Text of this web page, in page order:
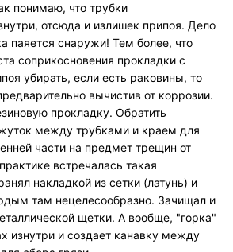
понимаю, что трубки
отсюда и излишек припоя. Дело
паяется снаружи! Тем более, что
соприкосновения прокладки с
убирать, если есть раковины, то
вычистив от коррозии.
прокладку. Обратить
между трубками и краем для
части на предмет трещин от
встречалась такая
накладкой из сетки (латунь) и
там нецелесообразно. Зачищал и
щетки. А вообще, "горка"
изнутри и создает канавку между